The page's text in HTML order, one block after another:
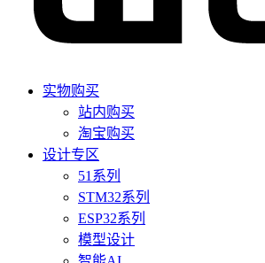
实物购买
站内购买
淘宝购买
设计专区
51系列
STM32系列
ESP32系列
模型设计